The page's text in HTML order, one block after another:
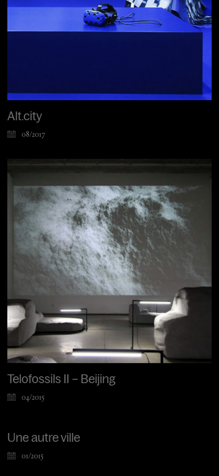
Alt.city
08/2017
Telofossils II – Beijing
04/2015
Une autre ville
01/2015